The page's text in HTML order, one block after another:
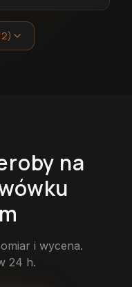
na
i wycena.
24 h.